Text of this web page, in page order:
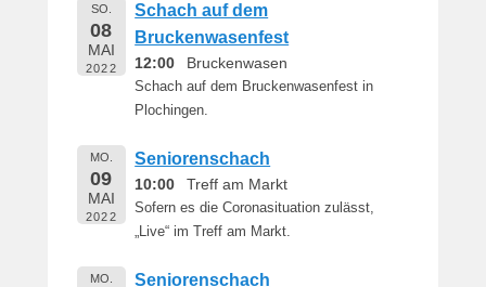
SO.
08
MAI
2022
Schach auf dem
Bruckenwasenfest
12:00 Bruckenwasen
Schach auf dem Bruckenwasenfest in
Plochingen.
MO.
09
MAI
2022
Seniorenschach
10:00 Treff am Markt
Sofern es die Coronasituation zulässt,
„Live“ im Treff am Markt.
MO. Seniorenschach